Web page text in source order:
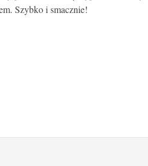
Szybko i smacznie!